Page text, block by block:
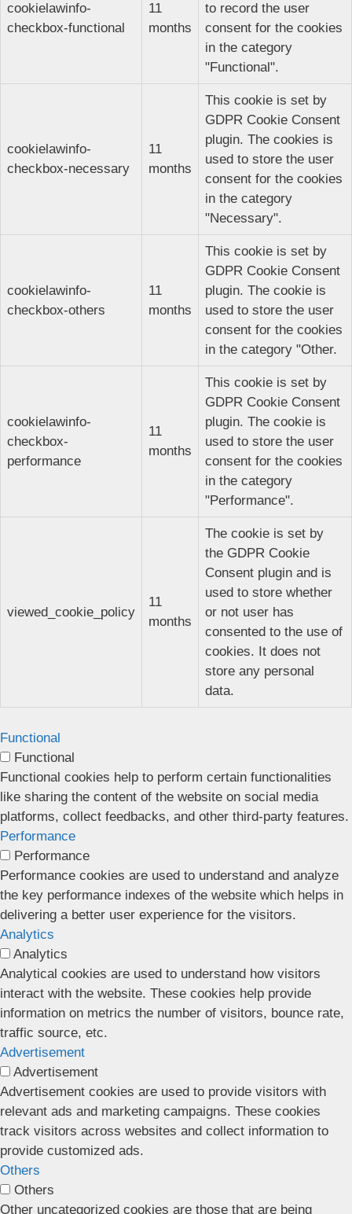
cookielawinfo-
checkbox-functional
11
months
to record the user
consent for the cookies
in the category
"Functional".
cookielawinfo-
checkbox-necessary
11
months
This cookie is set by
GDPR Cookie Consent
plugin. The cookies is
used to store the user
consent for the cookies
in the category
"Necessary".
cookielawinfo-
checkbox-others
11
months
This cookie is set by
GDPR Cookie Consent
plugin. The cookie is
used to store the user
consent for the cookies
in the category "Other.
cookielawinfo-
checkbox-
performance
11
months
This cookie is set by
GDPR Cookie Consent
plugin. The cookie is
used to store the user
consent for the cookies
in the category
"Performance".
viewed_cookie_policy
11
months
The cookie is set by
the GDPR Cookie
Consent plugin and is
used to store whether
or not user has
consented to the use of
cookies. It does not
store any personal
data.
Functional
Functional
Functional cookies help to perform certain functionalities
like sharing the content of the website on social media
platforms, collect feedbacks, and other third-party features.
Performance
Performance
Performance cookies are used to understand and analyze
the key performance indexes of the website which helps in
delivering a better user experience for the visitors.
Analytics
Analytics
Analytical cookies are used to understand how visitors
interact with the website. These cookies help provide
information on metrics the number of visitors, bounce rate,
traffic source, etc.
Advertisement
Advertisement
Advertisement cookies are used to provide visitors with
relevant ads and marketing campaigns. These cookies
track visitors across websites and collect information to
provide customized ads.
Others
Others
Other uncategorized cookies are those that are being